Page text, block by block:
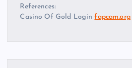
References:
Casino Of Gold Loginfapcam.org